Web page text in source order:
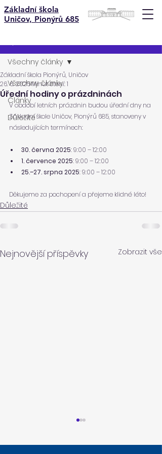
Základní škola
Uničov, Pionýrů 685
Všechny články
Články
Důležité
Všechny články
Úřední hodiny o prázdninách
Základní škola Pionýrů, Uničov
26. 6. 2025Minut čtení: 1
V období letních prázdnin budou úřední dny na
Základní škole Uničov, Pionýrů 685, stanoveny v
následujících termínech:
30. června 2025: 9:00 – 12:00
1. července 2025: 9:00 – 12:00
25.–27. srpna 2025: 9:00 – 12:00
Děkujeme za pochopení a přejeme klidné léto!
Důležité
Nejnovější příspěvky Zobrazit vše